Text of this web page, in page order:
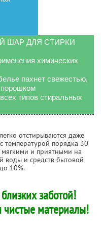
ШАР ДЛЯ СТИРКИ
химических
пахнет свежестью,
типов стиральных
отстирываются даже
температурой порядка 30
мягкими и приятными на
воды и средств бытовой
10%.
заботой!
чистые материалы!